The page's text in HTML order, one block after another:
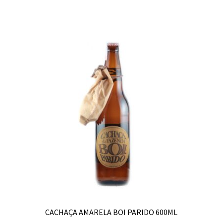
CACHAÇA AMARELA BOI PARIDO 600ML